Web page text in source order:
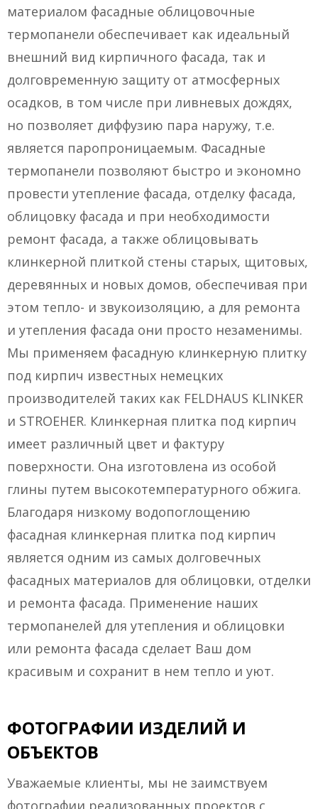
материалом фасадные облицовочные
термопанели обеспечивает как идеальный
внешний вид кирпичного фасада, так и
долговременную защиту от атмосферных
осадков, в том числе при ливневых дождях,
но позволяет диффузию пара наружу, т.е.
является паропроницаемым. Фасадные
термопанели позволяют быстро и экономно
провести утепление фасада, отделку фасада,
облицовку фасада и при необходимости
ремонт фасада, а также облицовывать
клинкерной плиткой стены старых, щитовых,
деревянных и новых домов, обеспечивая при
этом тепло- и звукоизоляцию, а для ремонта
и утепления фасада они просто незаменимы.
Мы применяем фасадную клинкерную плитку
под кирпич известных немецких
производителей таких как FELDHAUS KLINKER
и STROЕHER. Клинкерная плитка под кирпич
имеет различный цвет и фактуру
поверхности. Она изготовлена из особой
глины путем высокотемпературного обжига.
Благодаря низкому водопоглощению
фасадная клинкерная плитка под кирпич
является одним из самых долговечных
фасадных материалов для облицовки, отделки
и ремонта фасада. Применение наших
термопанелей для утепления и облицовки
или ремонта фасада сделает Ваш дом
красивым и сохранит в нем тепло и уют.
ФОТОГРАФИИ ИЗДЕЛИЙ И
ОБЪЕКТОВ
Уважаемые клиенты, мы не заимствуем
фотографии реализованных проектов с